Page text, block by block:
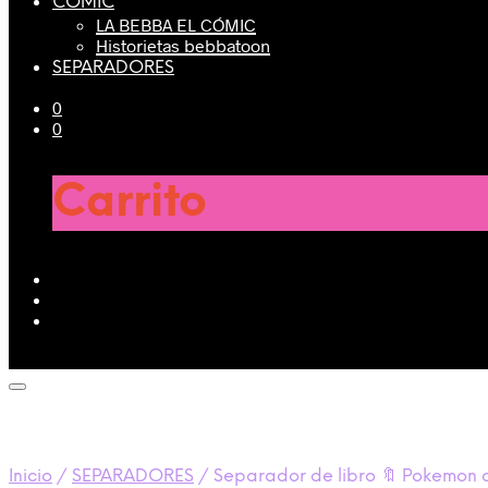
LA BEBBA EL CÓMIC
Historietas bebbatoon
SEPARADORES
0
0
Carrito
Inicio / SEPARADORES / Separador de libro 🔖 Pokemon